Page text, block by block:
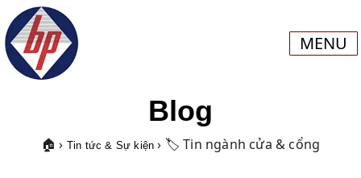
MENU
Blog
🏠 › Tin tức & Sự kiện › 🏷️ Tin ngành cửa & cổng